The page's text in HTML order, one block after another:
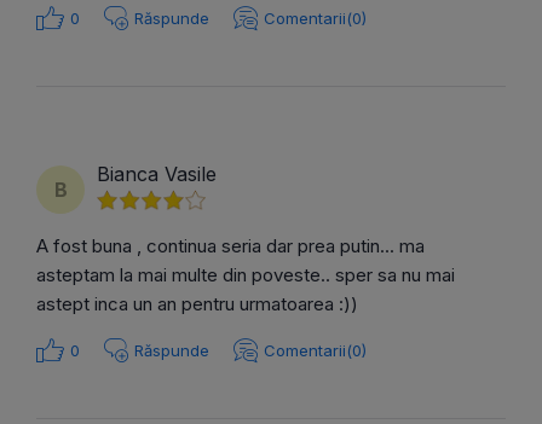
0 Răspunde Comentarii(0)
B
Bianca Vasile
A fost buna , continua seria dar prea putin... ma
asteptam la mai multe din poveste.. sper sa nu mai
astept inca un an pentru urmatoarea :))
0 Răspunde Comentarii(0)